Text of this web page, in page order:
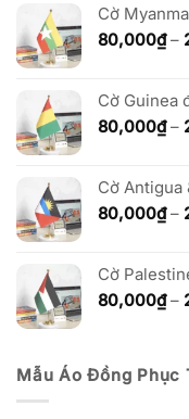
Cờ
80,000₫ –
Cờ Guinea
80,000₫ –
Cờ Antigua
80,000₫ –
Cờ
80,000₫ –
Mẫu Áo Đồng Phục